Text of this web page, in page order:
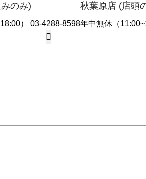
のみ)
） 03-4288-8598
秋葉原店 (店頭
年中無休（